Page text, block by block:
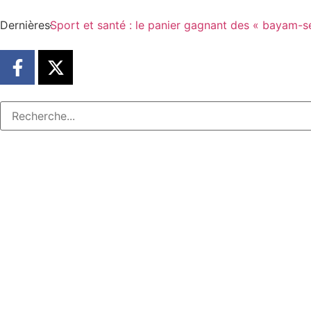
DernièresSport et santé : le panier gagnant des « bayam-